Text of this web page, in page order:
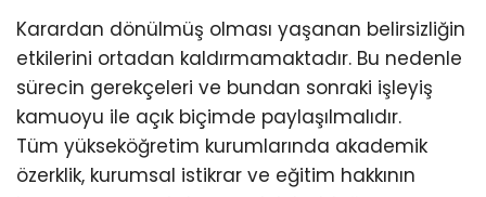
Karardan dönülmüş olması yaşanan belirsizliğin
etkilerini ortadan kaldırmamaktadır. Bu nedenle
sürecin gerekçeleri ve bundan sonraki işleyiş
kamuoyu ile açık biçimde paylaşılmalıdır.
Tüm yükseköğretim kurumlarında akademik
özerklik, kurumsal istikrar ve eğitim hakkının